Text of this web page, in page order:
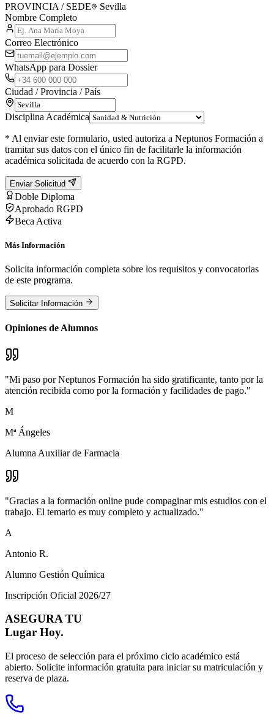
PROVINCIA / SEDE
Sevilla
Nombre Completo
Correo Electrónico
WhatsApp para Dossier
Ciudad / Provincia / País
Disciplina Académica
* Al enviar este formulario, usted autoriza a Neptunos Formación a
tramitar sus datos con el único fin de facilitarle la información
académica solicitada de acuerdo con la RGPD.
Enviar Solicitud
Doble Diploma
Aprobado RGPD
Beca Activa
Más Información
Solicita información completa sobre los requisitos y convocatorias
de este programa.
Solicitar Información
Opiniones de Alumnos
"Mi paso por Neptunos Formación ha sido gratificante, tanto por la
atención recibida como por la formación y facilidades de pago."
M
Mª Ángeles
Alumna Auxiliar de Farmacia
"Gracias a la formación online pude compaginar mis estudios con el
trabajo. El temario es muy completo y actualizado."
A
Antonio R.
Alumno Gestión Química
Inscripción Oficial 2026/27
ASEGURA TU
Lugar Hoy.
El proceso de selección para el próximo ciclo académico está
abierto. Solicite información gratuita para iniciar su matriculación y
reserva de plaza.